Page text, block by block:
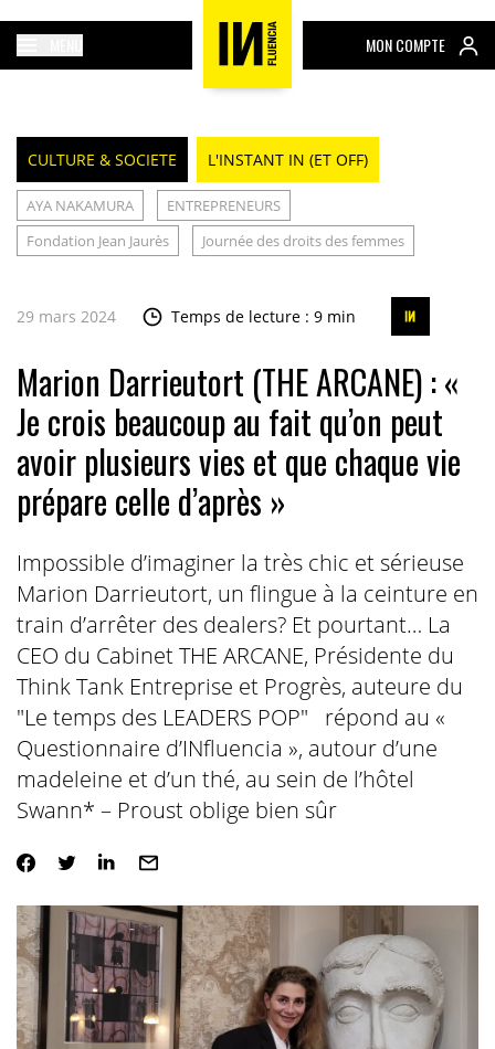
MON COMPTE
CULTURE & SOCIETE L'INSTANT IN (ET OFF)
AYA NAKAMURA
ENTREPRENEURS
Fondation Jean Jaurès
Journée des droits des femmes
29 mars 2024 Temps de lecture : 9 min
Marion Darrieutort (THE ARCANE) : «
Je crois beaucoup au fait qu’on peut
avoir plusieurs vies et que chaque vie
prépare celle d’après »
Impossible d’imaginer la très chic et sérieuse
Marion Darrieutort, un flingue à la ceinture en
train d’arrêter des dealers? Et pourtant… La
CEO du Cabinet THE ARCANE, Présidente du
Think Tank Entreprise et Progrès, auteure du
"Le temps des LEADERS POP" répond au «
Questionnaire d’INfluencia », autour d’une
madeleine et d’un thé, au sein de l’hôtel
Swann* – Proust oblige bien sûr